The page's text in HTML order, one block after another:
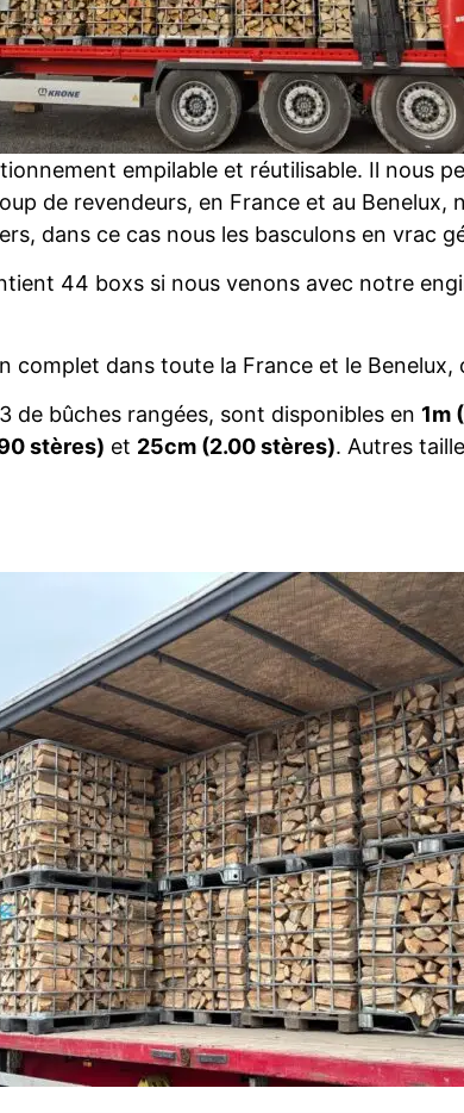
empilable et réutilisable. Il nous
de revendeurs, en France et au
dans ce cas nous les basculons en vrac
44 boxs si nous venons avec notre
complet dans toute la France et le
de bûches rangées, sont disponibles en 1m
stères) et 25cm (2.00 stères). Autres